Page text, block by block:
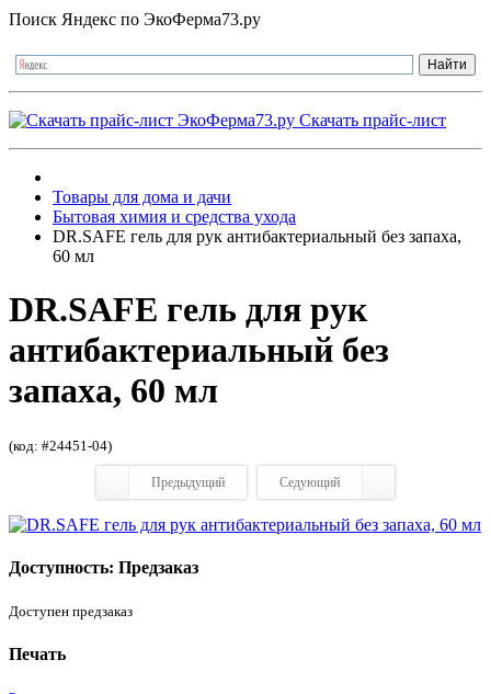
Поиск Яндекс по ЭкоФерма73.ру
Скачать прайс-лист
Товары для дома и дачи
Бытовая химия и средства ухода
DR.SAFE гель для рук антибактериальный без запаха,
60 мл
DR.SAFE гель для рук
антибактериальный без
запаха, 60 мл
(код: #24451-04)
Предыдущий Седующий
Доступность: Предзаказ
Доступен предзаказ
Печать